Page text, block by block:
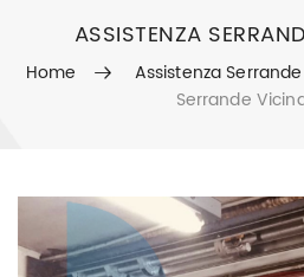
ASSISTENZA
Home Assistenza
Serrande
Skip to content